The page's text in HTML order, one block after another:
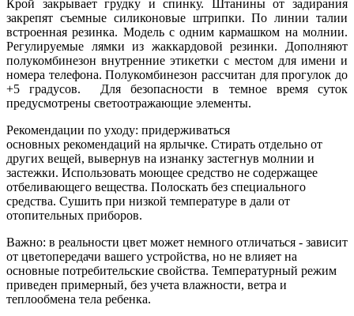
Крой закрывает грудку и спинку. Штанины от задирания
закрепят съемные силиконовые штрипки. По линии талии
встроенная резинка. Модель с одним кармашком на молнии.
Регулируемые лямки из жаккардовой резинки. Дополняют
полукомбинезон внутренние этикетки с местом для имени и
номера телефона. Полукомбинезон рассчитан для прогулок до
+5 градусов. Для безопасности в темное время суток
предусмотрены светоотражающие элементы.
Рекомендации по уходу: придерживаться
основных рекомендаций на ярлычке. Стирать отдельно от
других вещей, вывернув на изнанку застегнув молнии и
застежки. Использовать моющее средство не содержащее
отбеливающего вещества. Полоскать без специального
средства. Сушить при низкой температуре в дали от
отопительных приборов.
Важно: в реальности цвет может немного отличаться - зависит
от цветопередачи вашего устройства, но не влияет на
основные потребительские свойства. Температурный режим
приведен примерный, без учета влажности, ветра и
теплообмена тела ребенка.